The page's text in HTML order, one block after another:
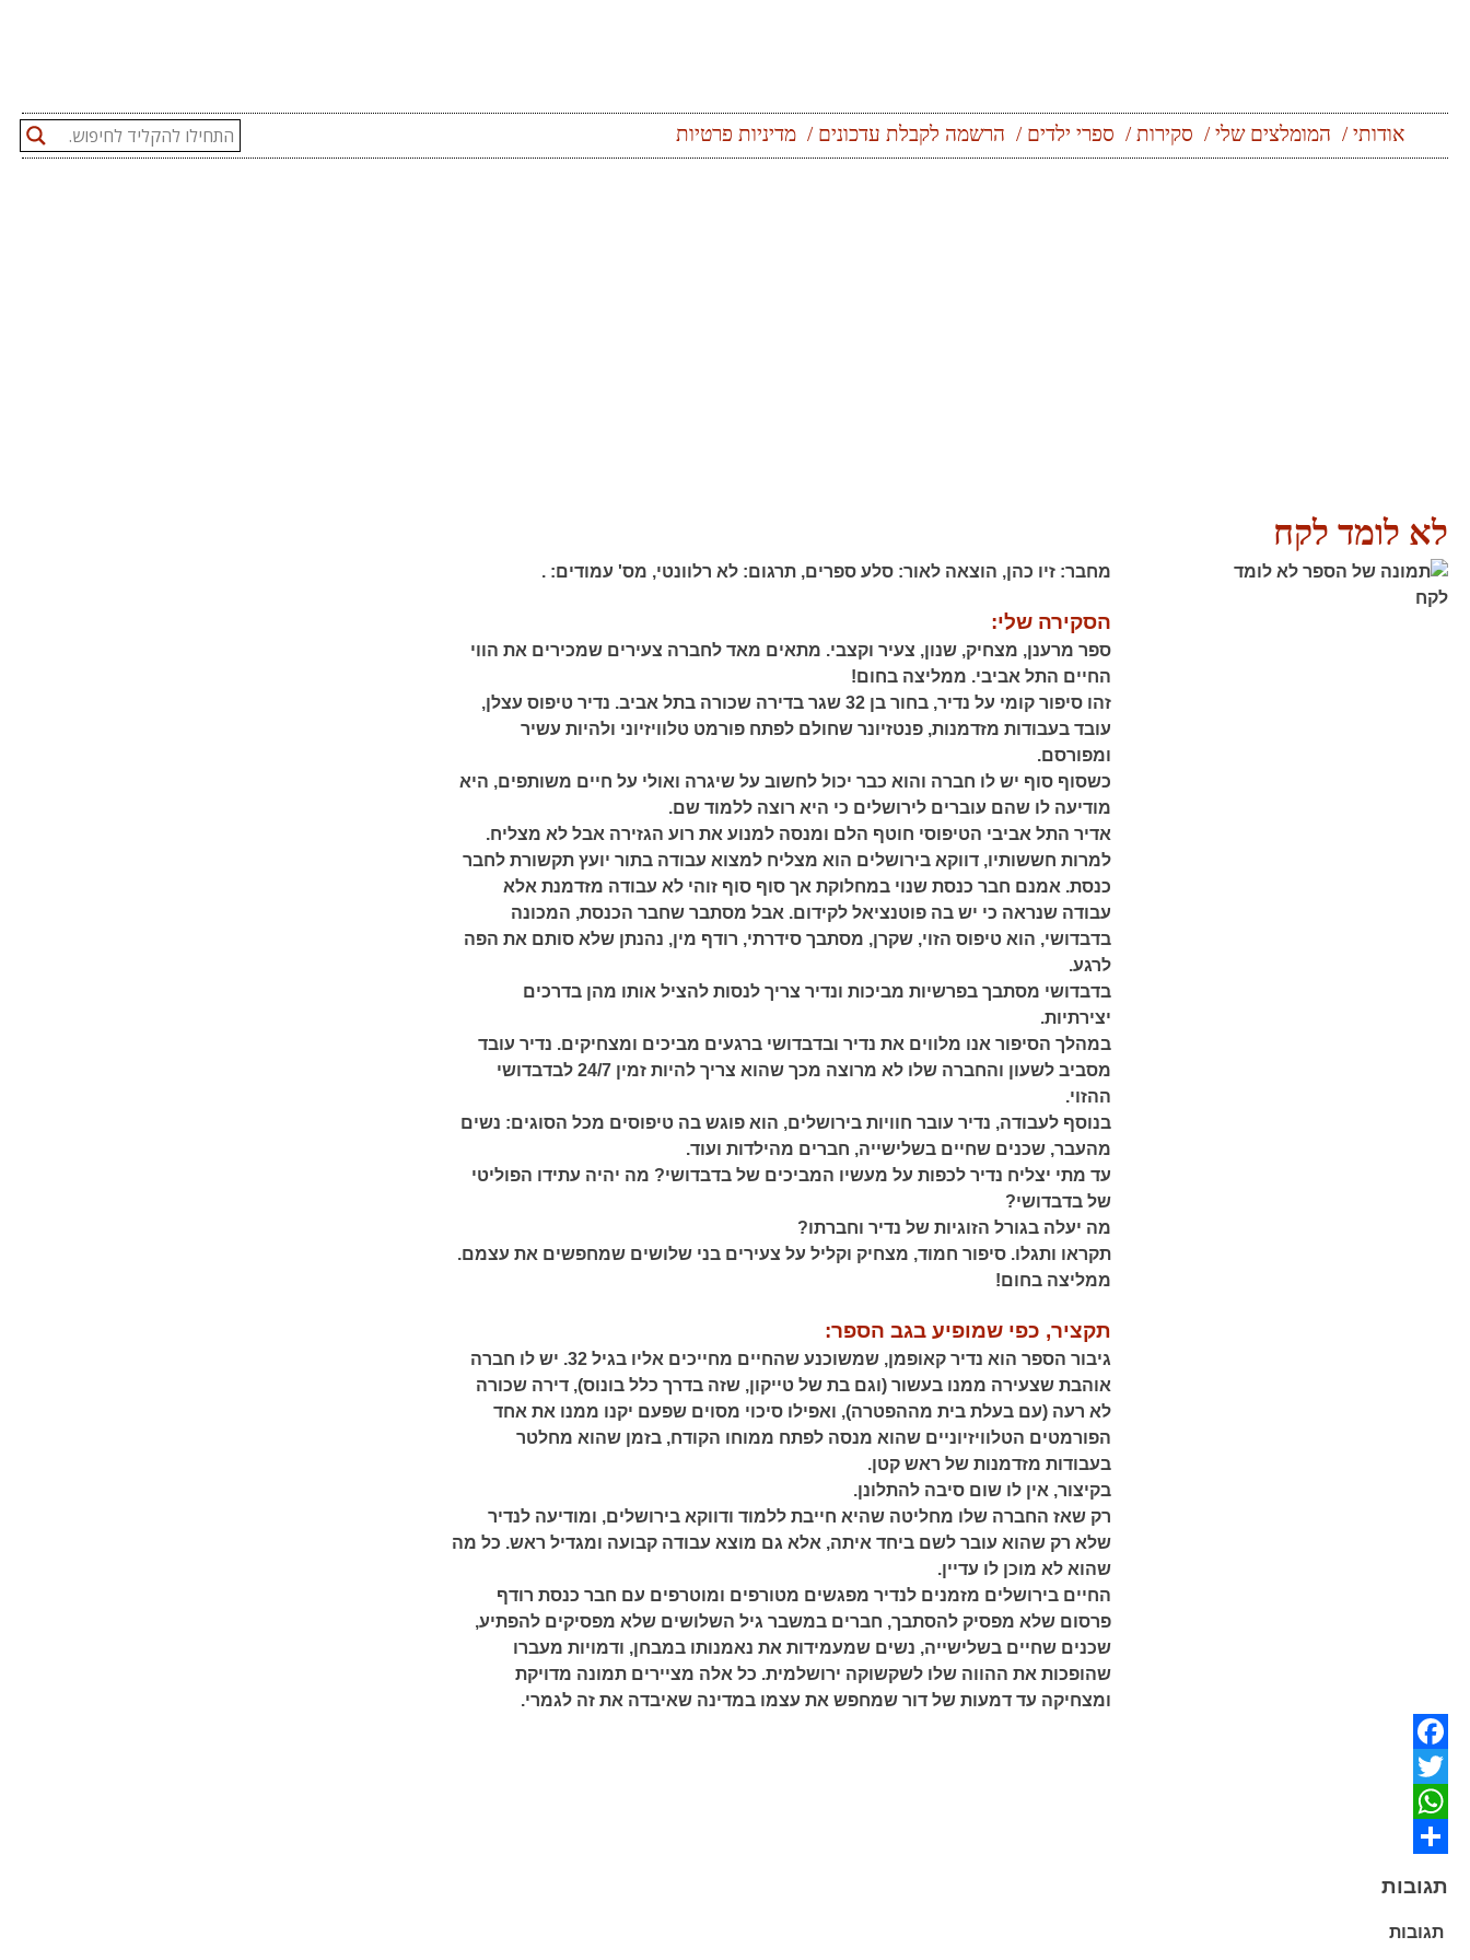
אודותי המומלצים שלי סקירות ספרי ילדים הרשמה לקבלת עדכונים מדיניות פרטיות
לא לומד לקח
מחבר: זיו כהן, הוצאה לאור: סלע ספרים, תרגום: לא רלוונטי, מס' עמודים: .
הסקירה שלי:
ספר מרענן, מצחיק, שנון, צעיר וקצבי. מתאים מאד לחברה צעירים שמכירים את הווי
החיים התל אביבי. ממליצה בחום!
זהו סיפור קומי על נדיר, בחור בן 32 שגר בדירה שכורה בתל אביב. נדיר טיפוס עצלן,
עובד בעבודות מזדמנות, פנטזיונר שחולם לפתח פורמט טלוויזיוני ולהיות עשיר
ומפורסם.
כשסוף סוף יש לו חברה והוא כבר יכול לחשוב על שיגרה ואולי על חיים משותפים, היא
מודיעה לו שהם עוברים לירושלים כי היא רוצה ללמוד שם.
אדיר התל אביבי הטיפוסי חוטף הלם ומנסה למנוע את רוע הגזירה אבל לא מצליח.
למרות חששותיו, דווקא בירושלים הוא מצליח למצוא עבודה בתור יועץ תקשורת לחבר
כנסת. אמנם חבר כנסת שנוי במחלוקת אך סוף סוף זוהי לא עבודה מזדמנת אלא
עבודה שנראה כי יש בה פוטנציאל לקידום. אבל מסתבר שחבר הכנסת, המכונה
בדבדושי, הוא טיפוס הזוי, שקרן, מסתבך סידרתי, רודף מין, נהנתן שלא סותם את הפה
לרגע.
בדבדושי מסתבך בפרשיות מביכות ונדיר צריך לנסות להציל אותו מהן בדרכים
יצירתיות.
במהלך הסיפור אנו מלווים את נדיר ובדבדושי ברגעים מביכים ומצחיקים. נדיר עובד
מסביב לשעון והחברה שלו לא מרוצה מכך שהוא צריך להיות זמין 24/7 לבדבדושי
ההזוי.
בנוסף לעבודה, נדיר עובר חוויות בירושלים, הוא פוגש בה טיפוסים מכל הסוגים: נשים
מהעבר, שכנים שחיים בשלישייה, חברים מהילדות ועוד.
עד מתי יצליח נדיר לכפות על מעשיו המביכים של בדבדושי? מה יהיה עתידו הפוליטי
של בדבדושי?
מה יעלה בגורל הזוגיות של נדיר וחברתו?
תקראו ותגלו. סיפור חמוד, מצחיק וקליל על צעירים בני שלושים שמחפשים את עצמם.
ממליצה בחום!
תקציר, כפי שמופיע בגב הספר:
גיבור הספר הוא נדיר קאופמן, שמשוכנע שהחיים מחייכים אליו בגיל 32. יש לו חברה
אוהבת שצעירה ממנו בעשור (וגם בת של טייקון, שזה בדרך כלל בונוס), דירה שכורה
לא רעה (עם בעלת בית מההפטרה), ואפילו סיכוי מסוים שפעם יקנו ממנו את אחד
הפורמטים הטלוויזיוניים שהוא מנסה לפתח ממוחו הקודח, בזמן שהוא מחלטר
בעבודות מזדמנות של ראש קטן.
בקיצור, אין לו שום סיבה להתלונן.
רק שאז החברה שלו מחליטה שהיא חייבת ללמוד ודווקא בירושלים, ומודיעה לנדיר
שלא רק שהוא עובר לשם ביחד איתה, אלא גם מוצא עבודה קבועה ומגדיל ראש. כל מה
שהוא לא מוכן לו עדיין.
החיים בירושלים מזמנים לנדיר מפגשים מטורפים ומוטרפים עם חבר כנסת רודף
פרסום שלא מפסיק להסתבך, חברים במשבר גיל השלושים שלא מפסיקים להפתיע,
שכנים שחיים בשלישייה, נשים שמעמידות את נאמנותו במבחן, ודמויות מעברו
שהופכות את ההווה שלו לשקשוקה ירושלמית. כל אלה מציירים תמונה מדויקת
ומצחיקה עד דמעות של דור שמחפש את עצמו במדינה שאיבדה את זה לגמרי.
Facebook
Twitter
WhatsApp
תגובות
תגובות